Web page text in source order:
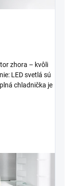
zhora – kvôli
LED svetlá sú
chladnička je